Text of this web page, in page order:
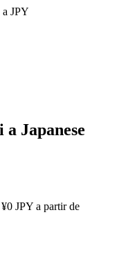
a JPY
a Japanese
JPY a partir de